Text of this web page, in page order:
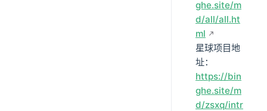
ghe.site/m
d/all/all.ht
ml
星球项目地
址：
https://bin
ghe.site/m
d/zsxq/intr